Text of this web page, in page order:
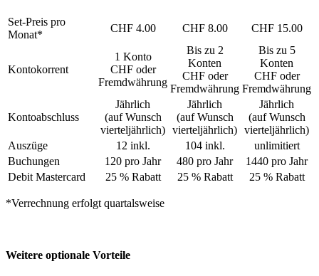
Set-Preis pro
Monat*
CHF 4.00 CHF 8.00 CHF 15.00
Kontokorrent
1 Konto
CHF oder
Fremdwährung
Bis zu 2
Konten
CHF oder
Fremdwährung
Bis zu 5
Konten
CHF oder
Fremdwährung
Kontoabschluss
Jährlich
(auf Wunsch
vierteljährlich)
Jährlich
(auf Wunsch
vierteljährlich)
Jährlich
(auf Wunsch
vierteljährlich)
Auszüge
12 inkl. 104 inkl.
unlimitiert
Buchungen
120 pro Jahr 480 pro Jahr
1440 pro Jahr
Debit Mastercard
25 % Rabatt 25 % Rabatt 25 % Rabatt
*Verrechnung erfolgt quartalsweise
Weitere optionale Vorteile